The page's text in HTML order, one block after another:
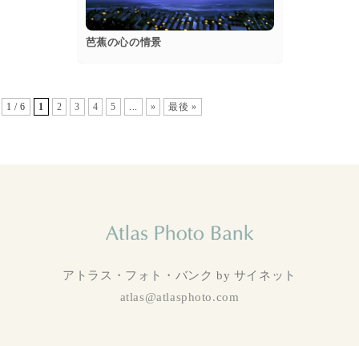
芭蕉の心の情景
1 / 6 1 2 3 4 5 ... » 最後 »
アトラス・フォト・バンク by サイネット
atlas@atlasphoto.com